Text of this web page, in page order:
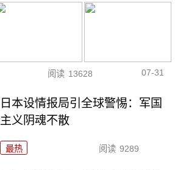
阅读 13628 07-31
日本设情报局引全球警惕：军国
主义阴魂不散
最热 阅读 9289